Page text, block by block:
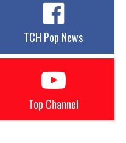
TCH Pop News
Top Channel